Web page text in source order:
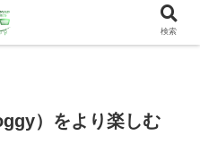
）をより楽しむ
検索